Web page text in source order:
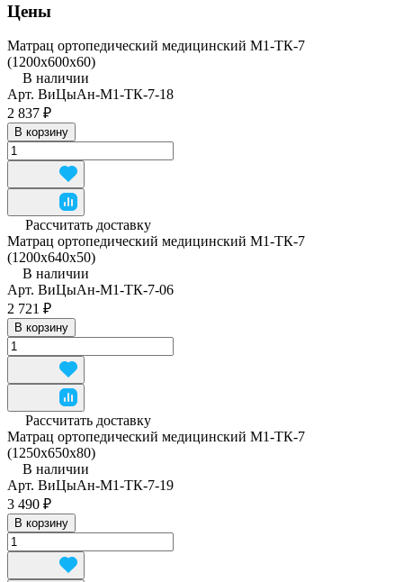
Цены
Матрац ортопедический медицинский М1-ТК-7
(1200x600x60)
В наличии
Арт. ВиЦыАн-М1-ТК-7-18
2 837 ₽
В корзину
Рассчитать доставку
Матрац ортопедический медицинский М1-ТК-7
(1200x640x50)
В наличии
Арт. ВиЦыАн-М1-ТК-7-06
2 721 ₽
В корзину
Рассчитать доставку
Матрац ортопедический медицинский М1-ТК-7
(1250x650x80)
В наличии
Арт. ВиЦыАн-М1-ТК-7-19
3 490 ₽
В корзину